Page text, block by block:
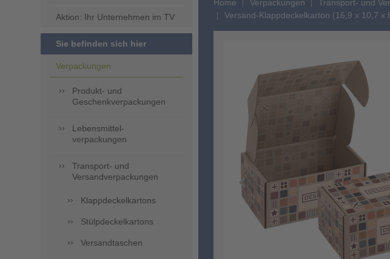
Aktion: Ihr Unternehmen im TV
Sie befinden sich hier
Verpackungen
Produkt- und
Geschenkverpackungen
Lebensmittel-
verpackungen
Transport- und
Versandverpackungen
Klappdeckelkartons
Stülpdeckelkartons
Versandtaschen
Home Verpackungen Transport- und
Versand-Klappdeckelkarton (16,9 x 10,7 x